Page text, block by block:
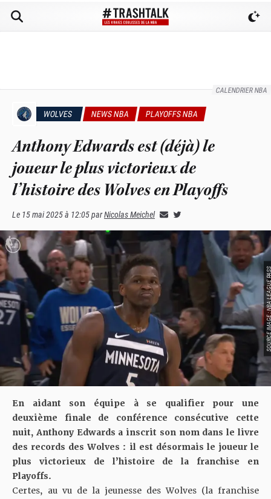
CALENDRIER NBA
WOLVES NEWS NBA PLAYOFFS NBA
Anthony Edwards est (déjà) le
joueur le plus victorieux de
l’histoire des Wolves en Playoffs
Le 15 mai 2025 à 12:05parNicolas Meichel
SOURCE
En aidant son équipe à se qualifier pour une
deuxième finale de conférence consécutive cette
nuit, Anthony Edwards a inscrit son nom dans le livre
des records des Wolves : il est désormais le joueur le
plus victorieux de l’histoire de la franchise en
Playoffs.
Certes, au vu de la jeunesse des Wolves (la franchise